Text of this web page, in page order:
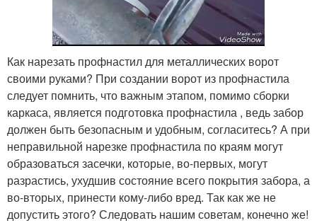
Как нарезать профнастил для металлических ворот
своими руками? При создании ворот из профнастила
следует помнить, что важным этапом, помимо сборки
каркаса, является подготовка профнастила , ведь забор
должен быть безопасным и удобным, согласитесь? А при
неправильной нарезке профнастила по краям могут
образоваться засечки, которые, во-первых, могут
разрастись, ухудшив состояние всего покрытия забора, а
во-вторых, принести кому-либо вред. Так как же не
допустить этого? Следовать нашим советам, конечно же!